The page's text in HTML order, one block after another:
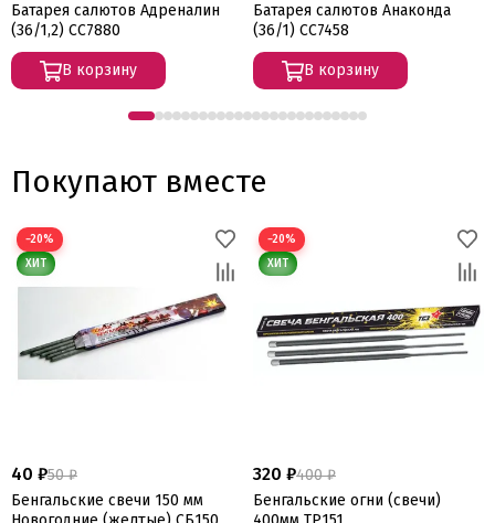
Батарея салютов Адреналин
(36/1,2) СС7880
В корзину
Батарея салютов Анаконда
(36/1) СС7458
В корзину
Покупают вместе
−20%
40 ₽50 ₽
Бенгальские свечи 150 мм
−20%
320 ₽400 ₽
Бенгальские огни (свечи)